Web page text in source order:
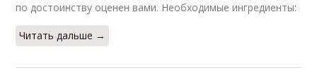
по достоинству оценен вами. Необходимые ингредиенты:
Читать дальше →